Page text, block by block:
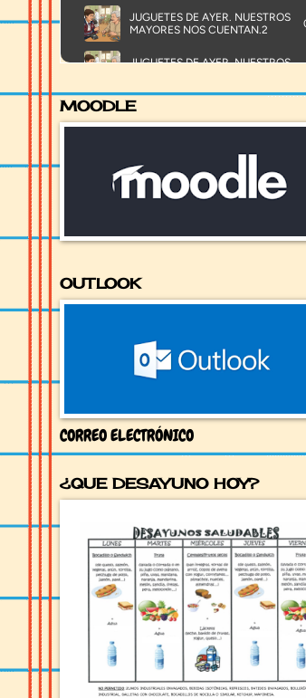
MOODLE
OUTLOOK
CORREO ELECTRÓNICO
¿QUE DESAYUNO HOY?